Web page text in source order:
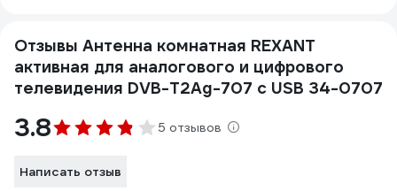
Отзывы Антенна комнатная REXANT
активная для аналогового и цифрового
телевидения DVB-T2Ag-707 с USB 34-0707
3.8 5 отзывов
Написать отзыв